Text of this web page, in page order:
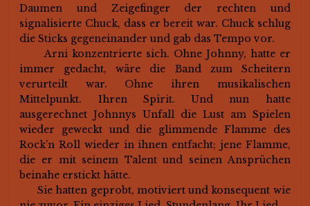
Daumen und Zeigefinger der rechten und
signalisierte Chuck, dass er bereit war. Chuck schlug
die Sticks gegeneinander und gab das Tempo vor.
Arni konzentrierte sich. Ohne Johnny, hatte er
immer gedacht, wäre die Band zum Scheitern
verurteilt war. Ohne ihren musikalischen
Mittelpunkt. Ihren Spirit. Und nun hatte
ausgerechnet Johnnys Unfall die Lust am Spielen
wieder geweckt und die glimmende Flamme des
Rock’n Roll wieder in ihnen entfacht; jene Flamme,
die er mit seinem Talent und seinen Ansprüchen
beinahe erstickt hätte.
Sie hatten geprobt, motiviert und konsequent wie